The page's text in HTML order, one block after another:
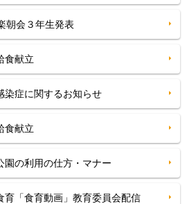
朝会３年生発表
食献立
症に関するお知らせ
食献立
の利用の仕方・マナー
「食育動画」教育委員会配信